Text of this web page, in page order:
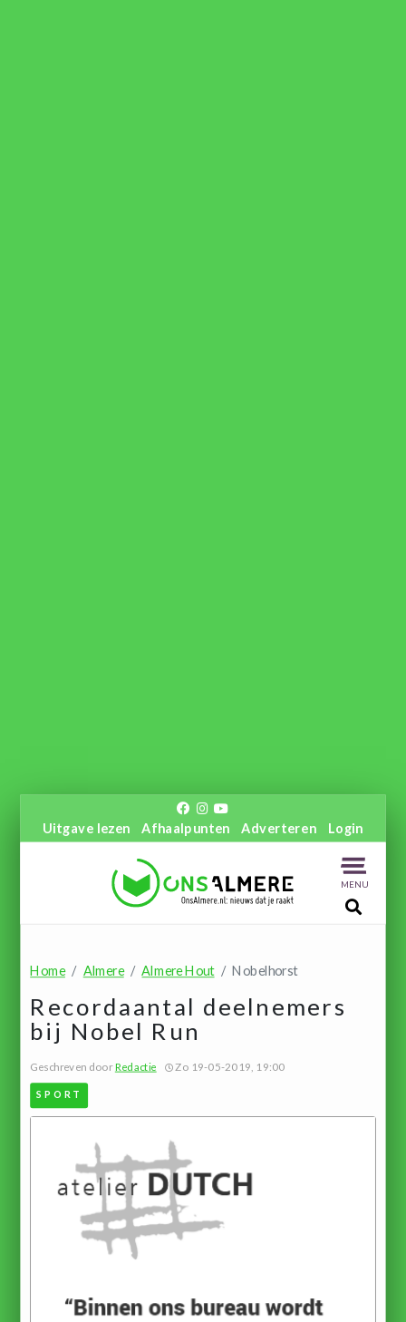
Uitgave lezen Afhaalpunten Adverteren Login
MENU
Home Almere Almere Hout Nobelhorst
Recordaantal deelnemers
bij Nobel Run
Geschreven doorRedactie Zo 19-05-2019, 19:00
SPORT